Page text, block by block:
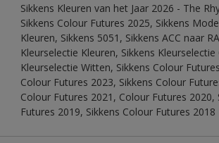
Sikkens Kleuren van het Jaar 2026 - The
Sikkens Colour Futures 2025, Sikkens
Kleuren, Sikkens 5051, Sikkens ACC naar
Kleurselectie Kleuren, Sikkens Kleurselectie
Kleurselectie Witten, Sikkens Colour
Colour Futures 2023, Sikkens Colour
Colour Futures 2021, Colour Futures 2020,
Futures 2019, Sikkens Colour Futures 2018